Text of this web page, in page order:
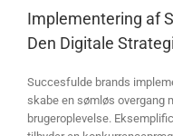
Implementering af
Den Digitale Strategi
Succesfulde brands
skabe en sømløs overgang
brugeroplevelse.